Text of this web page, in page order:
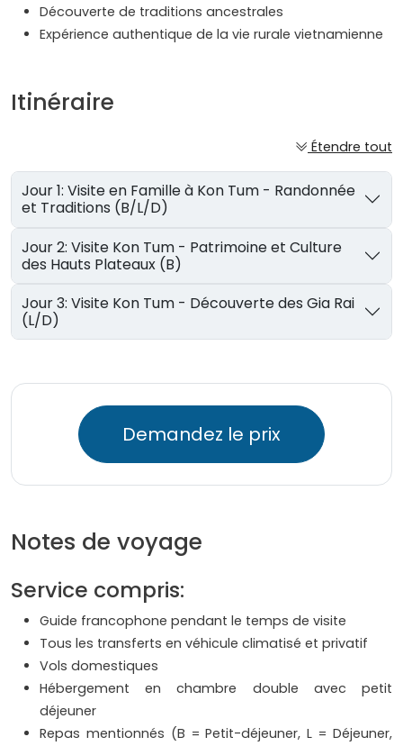
Découverte de traditions ancestrales
Expérience authentique de la vie rurale vietnamienne
Itinéraire
Étendre tout
Jour 1: Visite en Famille à Kon Tum - Randonnée
et Traditions (B/L/D)
Jour 2: Visite Kon Tum - Patrimoine et Culture
des Hauts Plateaux (B)
Jour 3: Visite Kon Tum - Découverte des Gia Rai
(L/D)
Demandez le prix
Notes de voyage
Service compris:
Guide francophone pendant le temps de visite
Tous les transferts en véhicule climatisé et privatif
Vols domestiques
Hébergement en chambre double avec petit
déjeuner
Repas mentionnés (B = Petit-déjeuner, L = Déjeuner,